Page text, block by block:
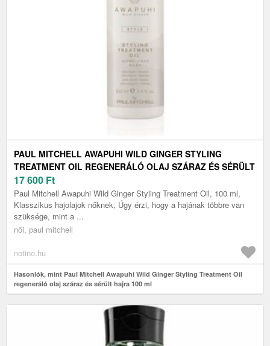
PAUL MITCHELL AWAPUHI WILD GINGER STYLING
TREATMENT OIL REGENERÁLÓ OLAJ SZÁRAZ ÉS SÉRÜLT
HAJRA 100 ML
17 600 Ft
Paul Mitchell Awapuhi Wild Ginger Styling Treatment Oil, 100 ml,
Klasszikus hajolajok nőknek, Úgy érzi, hogy a hajának többre van
szüksége, mint a ...
női, paul mitchell
notino.hu
Hasonlók, mint Paul Mitchell Awapuhi Wild Ginger Styling Treatment Oil
regeneráló olaj száraz és sérült hajra 100 ml